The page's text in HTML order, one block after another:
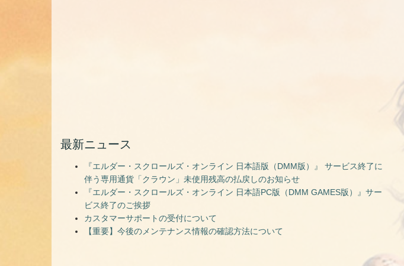
最新ニュース
『エルダー・スクロールズ・オンライン 日本語版（DMM版）』 サービス終了に
伴う専用通貨「クラウン」未使用残高の払戻しのお知らせ
『エルダー・スクロールズ・オンライン 日本語PC版（DMM GAMES版）』サー
ビス終了のご挨拶
カスタマーサポートの受付について
【重要】今後のメンテナンス情報の確認方法について